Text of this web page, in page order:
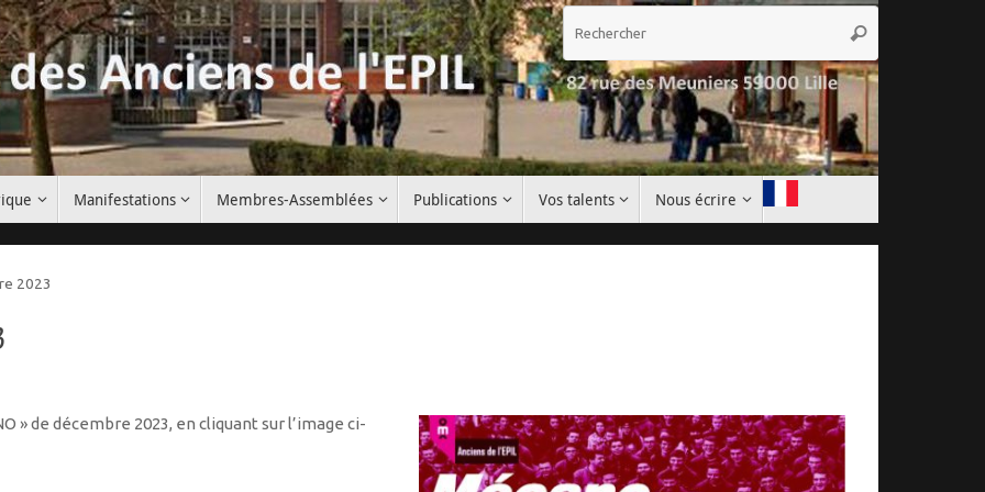
:
Rechercher
Manifestations Membres-Assemblées Publications Vos talents Nous écrire
2023
» de décembre 2023, en cliquant sur l’image ci-